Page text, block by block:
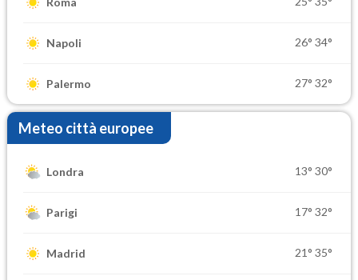
Napoli 26° 34°
Palermo 27° 32°
Meteo città europee
Londra 13° 30°
Parigi 17° 32°
Madrid 21° 35°